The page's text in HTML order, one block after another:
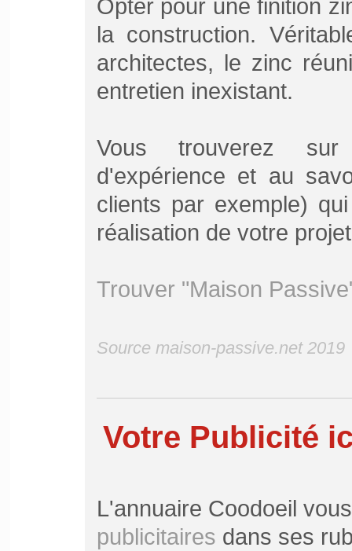
Opter pour une finition
la construction.
architectes, le zinc
entretien inexistant.
Vous trouverez
d'expérience et au
clients par exemple)
réalisation de votre
Trouver "Maison
Source maison-passive.net 2019
Votre Publicité
L'annuaire Coodoeil
publicitaires dans ses